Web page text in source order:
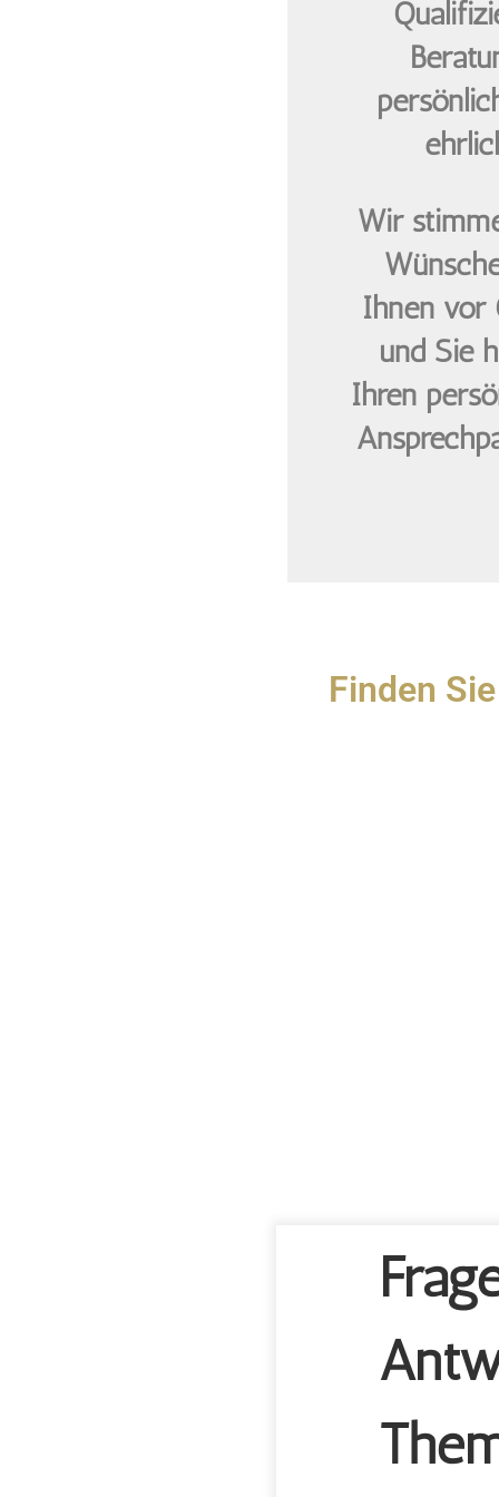
Wir
Ihnen vor
und Sie
Ihren
Finden